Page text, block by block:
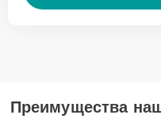
Преимущества